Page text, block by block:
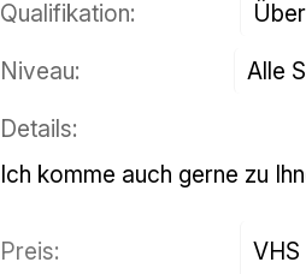
Qualificazione:
Livello:
Tutti
Dettagli:
Sarei felice di venire anche